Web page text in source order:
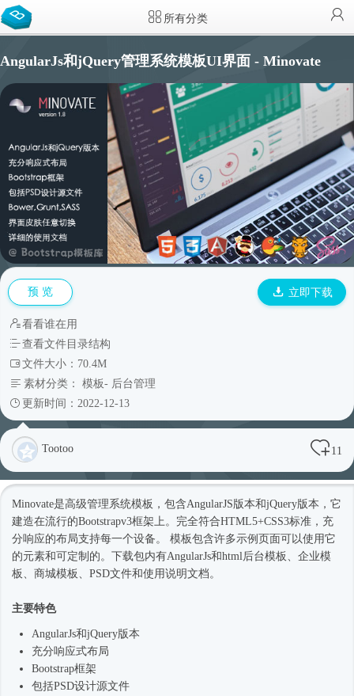
所有分类
AngularJs和jQuery管理系统模板UI界面 - Minovate
预 览 立即下载
看看谁在用
查看文件目录结构
文件大小：70.4M
素材分类： 模板- 后台管理
更新时间：2022-12-13
Tootoo 11
Minovate是高级管理系统模板，包含AngularJS版本和jQuery版本，它
建造在流行的Bootstrapv3框架上。完全符合HTML5+CSS3标准，充
分响应的布局支持每一个设备。 模板包含许多示例页面可以使用它
的元素和可定制的。下载包内有AngularJs和html 后台模板 、企业模
板
、商城模板、PSD文件和使用说明文档。
主要特色
AngularJs和jQuery版本
充分响应式布局
Bootstrap框架
包括PSD设计源文件